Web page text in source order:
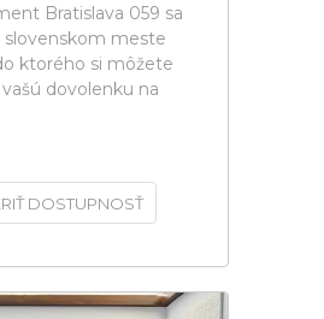
Bratislava 059 sa
slovenskom meste
ktorého si môžete
dovolenku na
DOSTUPNOSŤ